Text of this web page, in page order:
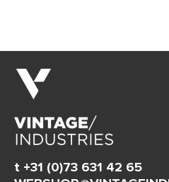
t +31 (0)73 631 42 65